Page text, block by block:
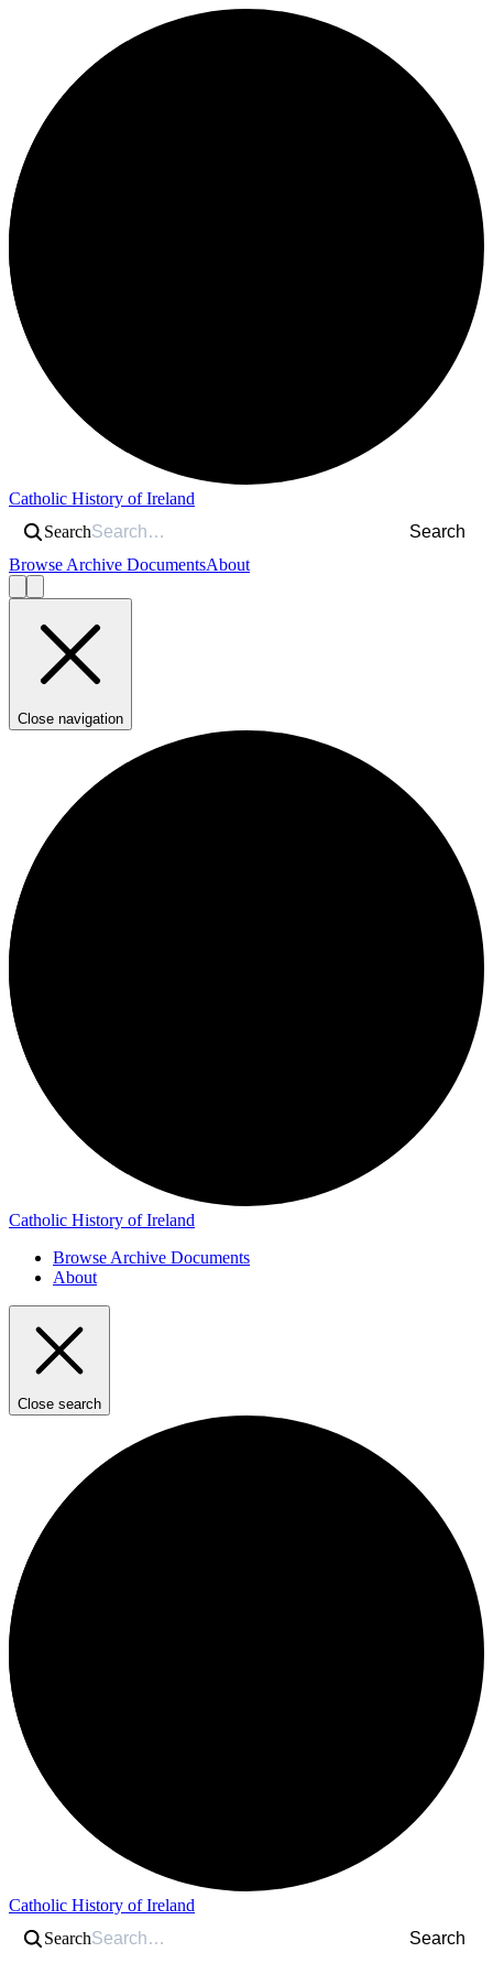
Catholic History of Ireland
Search
Search
Browse Archive DocumentsAbout
Close navigation
Catholic History of Ireland
Browse Archive Documents
About
Close search
Catholic History of Ireland
Search
Search